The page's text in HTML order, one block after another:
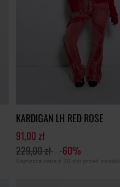
KARDIGAN LH RED ROSE
91,00 zł
229,00 zł -60%
Najniższa cena z 30 dni przed obniżką